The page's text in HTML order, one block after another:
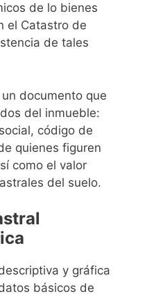
de lo bienes
el Catastro de
de tales
documento que
del inmueble:
código de
quienes figuren
como el valor
del suelo.
y gráfica
básicos de